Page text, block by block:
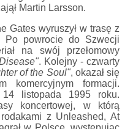
Martin Larsson.
Gates wyruszył w trasę z
powrocie do Szwecji
na swój przełomowy
. Kolejny - czwarty
of the Soul", okazał się
komercyjnym formacji.
14 listopada 1995 roku.
koncertowej, w którą
z Unleashed, At